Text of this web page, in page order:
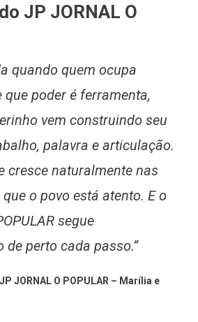
JP JORNAL O
quando quem ocupa
que poder é ferramenta,
vem construindo seu
palavra e articulação.
cresce naturalmente nas
o povo está atento. E o
segue
perto cada passo.”
JORNAL O POPULAR – Marília e